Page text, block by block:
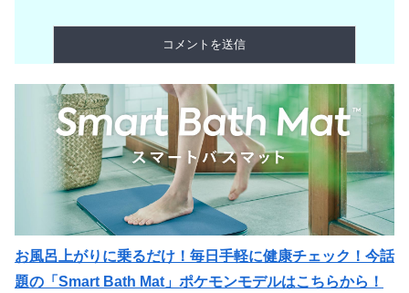
お風呂上がりに乗るだけ！毎日手軽に健康チェック！今話
題の「Smart Bath Mat」ポケモンモデルはこちらから！